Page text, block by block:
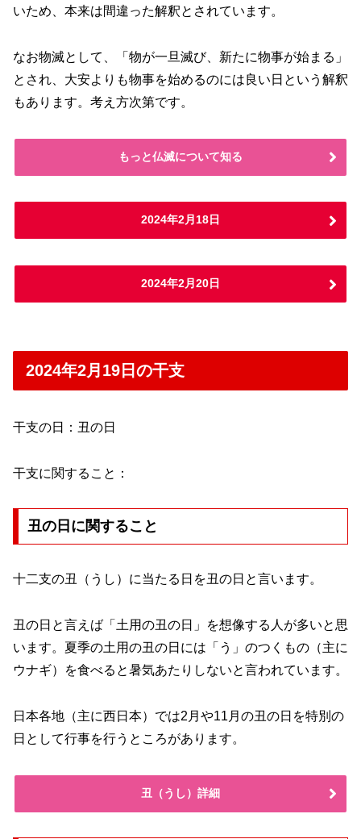
いため、本来は間違った解釈とされています。
なお物滅として、「物が一旦滅び、新たに物事が始まる」
とされ、大安よりも物事を始めるのには良い日という解釈
もあります。考え方次第です。
もっと仏滅について知る
2024年2月18日
2024年2月20日
2024年2月19日の干支
干支の日：丑の日
干支に関すること：
丑の日に関すること
十二支の丑（うし）に当たる日を丑の日と言います。
丑の日と言えば「土用の丑の日」を想像する人が多いと思
います。夏季の土用の丑の日には「う」のつくもの（主に
ウナギ）を食べると暑気あたりしないと言われています。
日本各地（主に西日本）では2月や11月の丑の日を特別の
日として行事を行うところがあります。
丑（うし）詳細